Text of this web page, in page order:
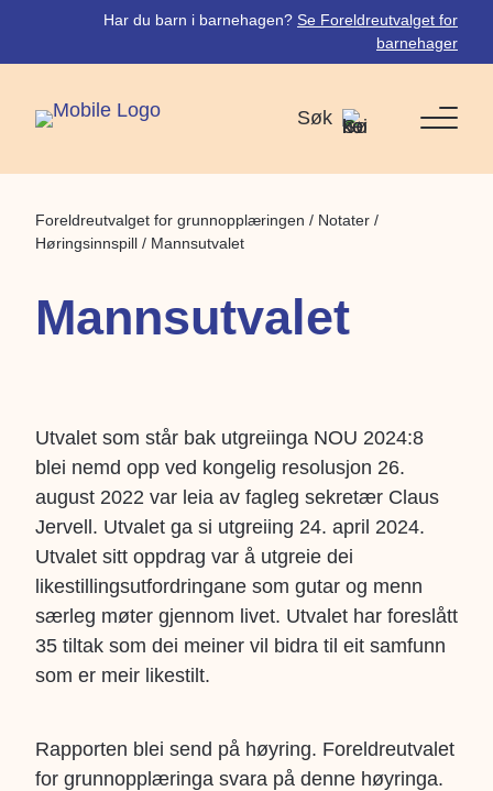
Har du barn i barnehagen? Se Foreldreutvalget for
barnehager
Søk
Foreldreutvalget for grunnopplæringen / Notater /
Høringsinnspill / Mannsutvalet
Mannsutvalet
Utvalet som står bak utgreiinga NOU 2024:8
blei nemd opp ved kongelig resolusjon 26.
august 2022 var leia av fagleg sekretær Claus
Jervell. Utvalet ga si utgreiing 24. april 2024.
Utvalet sitt oppdrag var å utgreie dei
likestillingsutfordringane som gutar og menn
særleg møter gjennom livet. Utvalet har foreslått
35 tiltak som dei meiner vil bidra til eit samfunn
som er meir likestilt.
Rapporten blei send på høyring. Foreldreutvalet
for grunnopplæringa svara på denne høyringa.